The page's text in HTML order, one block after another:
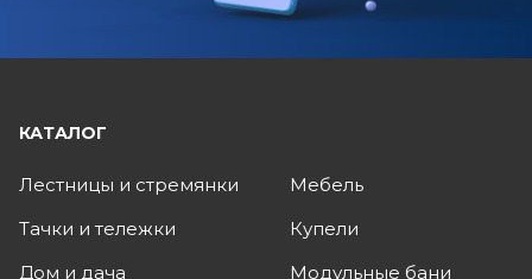
КАТАЛОГ
Лестницы и стремянки
Тачки и тележки
Дом и дача
Мебель
Купели
Модульные бани